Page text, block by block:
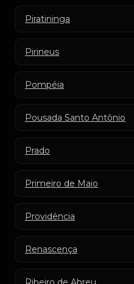
Piratininga
Pirineus
Pompéia
Pousada Santo Antônio
Prado
Primeiro de Maio
Providência
Renascença